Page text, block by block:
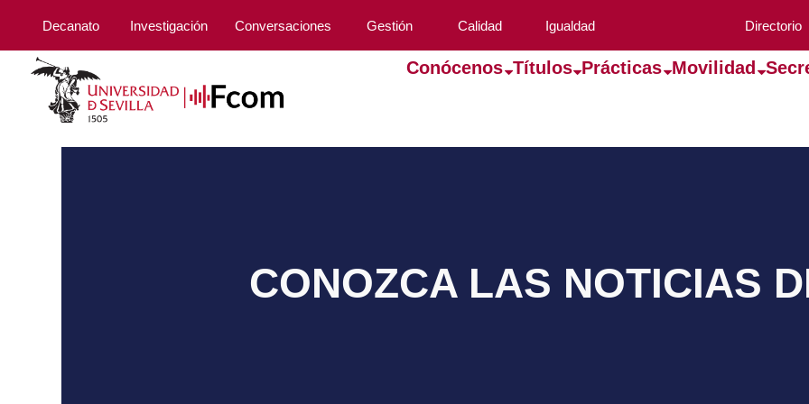
Decanato Investigación Conversaciones Gestión Calidad Igualdad Directorio
Conócenos Títulos Prácticas Movilidad
CONOZCA LAS NOTICIAS